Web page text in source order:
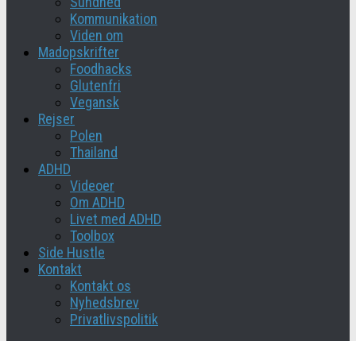
Kommunikation
Viden om
Madopskrifter
Foodhacks
Glutenfri
Vegansk
Rejser
Polen
Thailand
ADHD
Videoer
Om ADHD
Livet med ADHD
Toolbox
Side Hustle
Kontakt
Kontakt os
Nyhedsbrev
Privatlivspolitik